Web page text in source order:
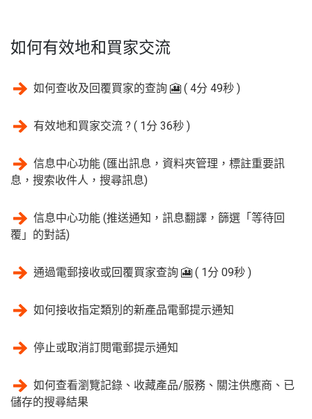
如何有效地和買家交流
如何查收及回覆買家的查詢 🎦 ( 4分 49秒 )
有效地和買家交流 ? ( 1分 36秒 )
信息中心功能 (匯出訊息，資料夾管理，標註重要訊
息，搜索收件人，搜尋訊息)
信息中心功能 (推送通知，訊息翻譯，篩選「等待回
覆」的對話)
通過電郵接收或回覆買家查詢 🎦 ( 1分 09秒 )
如何接收指定類別的新產品電郵提示通知
停止或取消訂閱電郵提示通知
如何查看瀏覽記錄、收藏產品/服務、關注供應商、已
儲存的搜尋結果